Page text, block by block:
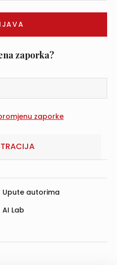
zaporka?
Upute autorima
AI Lab